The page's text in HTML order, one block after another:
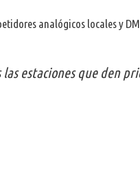
analógicos locales y
las estaciones que den